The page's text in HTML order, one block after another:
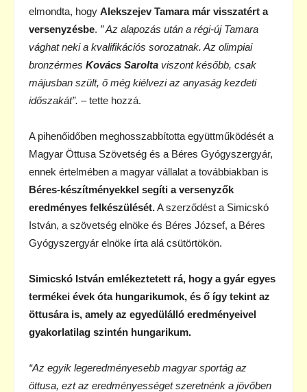
elmondta, hogy Alekszejev Tamara már visszatért a
versenyzésbe. ” Az alapozás után a régi-új Tamara
vághat neki a kvalifikációs sorozatnak. Az olimpiai
bronzérmes Kovács Sarolta viszont később, csak
májusban szült, ő még kiélvezi az anyaság kezdeti
időszakát”. – tette hozzá.
A pihenőidőben meghosszabbította együttműködését a
Magyar Öttusa Szövetség és a Béres Gyógyszergyár,
ennek értelmében a magyar vállalat a továbbiakban is
Béres-készítményekkel segíti a versenyzők
eredményes felkészülését.A szerződést a Simicskó
István, a szövetség elnöke és Béres József, a Béres
Gyógyszergyár elnöke írta alá csütörtökön.
Simicskó István emlékeztetett rá, hogy a gyár egyes
termékei évek óta hungarikumok, és ő így tekint az
öttusára is, amely az egyedülálló eredményeivel
gyakorlatilag szintén hungarikum.
“Az egyik legeredményesebb magyar sportág az
öttusa, ezt az eredményességet szeretnénk a jövőben